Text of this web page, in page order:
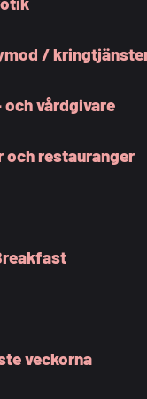
/
vårdgivare
och restauranger
veckorna